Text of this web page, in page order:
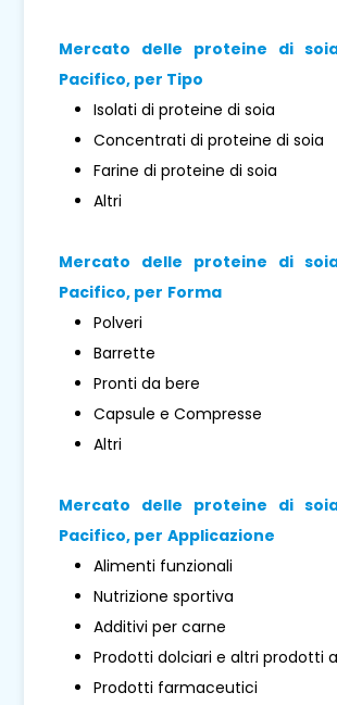
Mercato delle proteine ​​di
Pacifico, per Tipo
Isolati di proteine ​​di soia
Concentrati di proteine ​​di soia
Farine di proteine ​​di soia
Altri
Mercato delle proteine ​​di
Pacifico, per Forma
Polveri
Barrette
Pronti da bere
Capsule e Compresse
Altri
Mercato delle proteine ​​di
Pacifico, per Applicazione
Alimenti funzionali
Nutrizione sportiva
Additivi per carne
Prodotti dolciari e altri prodotti
Prodotti farmaceutici